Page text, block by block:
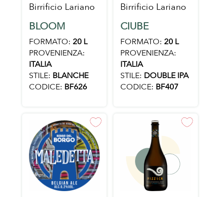
Birrificio Lariano
BLOOM
FORMATO: 20 L
PROVENIENZA:
ITALIA
STILE: BLANCHE
CODICE: BF626
Birrificio Lariano
CIUBE
FORMATO: 20 L
PROVENIENZA:
ITALIA
STILE: DOUBLE IPA
CODICE: BF407